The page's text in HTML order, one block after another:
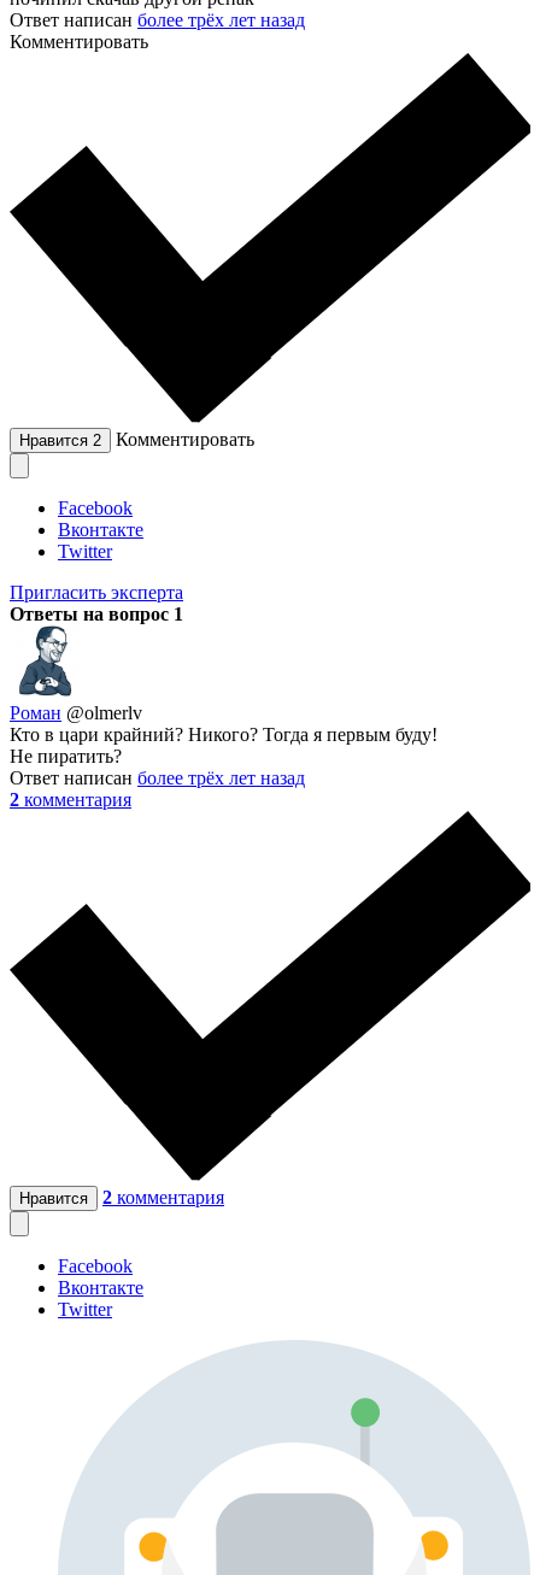
Ответ написан более трёх лет назад
Комментировать
Нравится 2 Комментировать
Facebook
Вконтакте
Twitter
Пригласить эксперта
Ответы на вопрос 1
Роман @olmerlv
Кто в цари крайний? Никого? Тогда я первым буду!
Не пиратить?
Ответ написан более трёх лет назад
2 комментария
Нравится 2 комментария
Facebook
Вконтакте
Twitter